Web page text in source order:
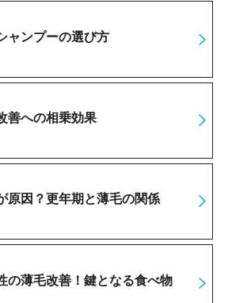
ャンプーの選び方
善への相乗効果
原因？更年期と薄毛の関係
の薄毛改善！鍵となる食べ物